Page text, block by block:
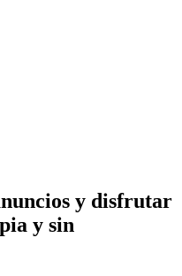
y disfrutar
y sin